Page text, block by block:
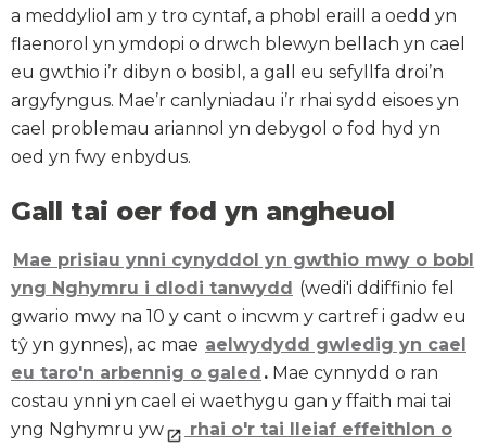
a meddyliol am y tro cyntaf, a phobl eraill a oedd yn
flaenorol yn ymdopi o drwch blewyn bellach yn cael
eu gwthio i’r dibyn o bosibl, a gall eu sefyllfa droi’n
argyfyngus. Mae’r canlyniadau i’r rhai sydd eisoes yn
cael problemau ariannol yn debygol o fod hyd yn
oed yn fwy enbydus.
Gall tai oer fod yn angheuol
Mae prisiau ynni cynyddol yn gwthio mwy o bobl
yng Nghymru i dlodi tanwydd (wedi'i ddiffinio fel
gwario mwy na 10 y cant o incwm y cartref i gadw eu
tŷ yn gynnes), ac mae aelwydydd gwledig yn cael
eu taro'n arbennig o galed . Mae cynnydd o ran
costau ynni yn cael ei waethygu gan y ffaith mai tai
yng Nghymru yw
rhai o'r tai lleiaf effeithlon o